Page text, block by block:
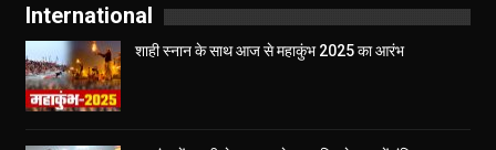
International
शाही स्नान के साथ आज से महाकुंभ 2025 का आरंभ